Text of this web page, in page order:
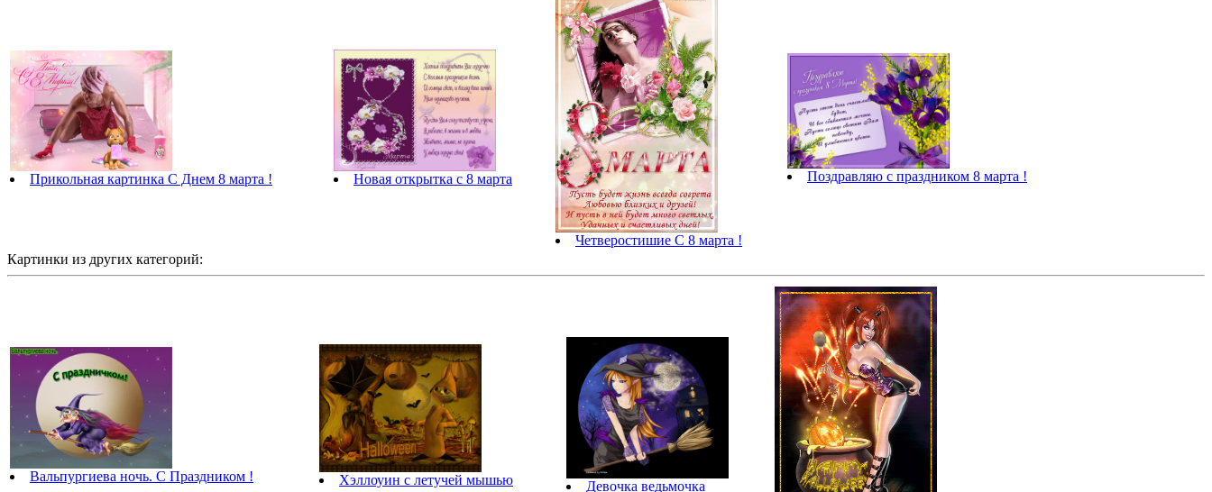
Прикольная картинка С Днем 8 марта ! Новая открытка с 8 марта
Четверостишие С 8 марта !
Поздравляю с праздником 8 марта !
Картинки из других категорий:
Вальпургиева ночь. С Праздником ! Хэллоуин с летучей мышью Девочка ведьмочка